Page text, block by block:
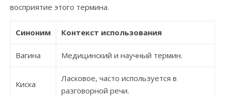
восприятие этого термина.
Синоним Контекст использования
Вагина Медицинский и научный термин.
Киска
Ласковое, часто используется в
разговорной речи.